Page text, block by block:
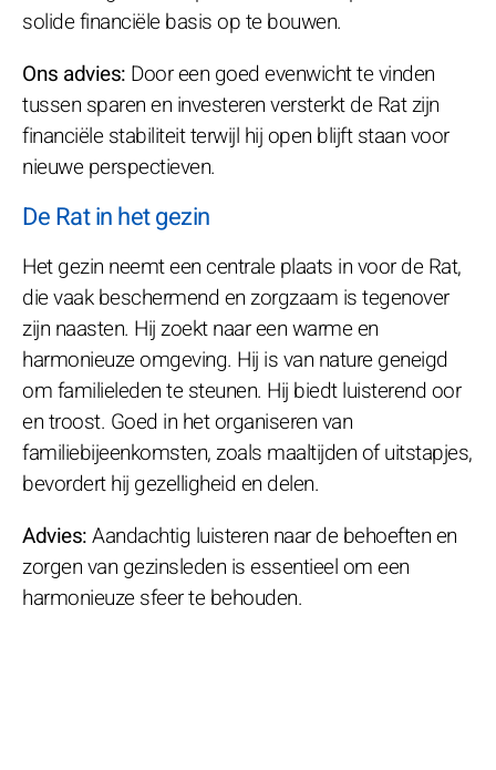
solide financiële basis op te bouwen.
Ons advies: Door een goed evenwicht te vinden
tussen sparen en investeren versterkt de Rat zijn
financiële stabiliteit terwijl hij open blijft staan voor
nieuwe perspectieven.
De Rat in het gezin
Het gezin neemt een centrale plaats in voor de Rat,
die vaak beschermend en zorgzaam is tegenover
zijn naasten. Hij zoekt naar een warme en
harmonieuze omgeving. Hij is van nature geneigd
om familieleden te steunen. Hij biedt luisterend oor
en troost. Goed in het organiseren van
familiebijeenkomsten, zoals maaltijden of uitstapjes,
bevordert hij gezelligheid en delen.
Advies:Aandachtig luisteren naar de behoeften en
zorgen van gezinsleden is essentieel om een
harmonieuze sfeer te behouden.